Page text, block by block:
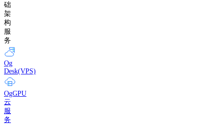
础
架
构
服
务
Og
Desk(VPS)
OgGPU
云
服
务